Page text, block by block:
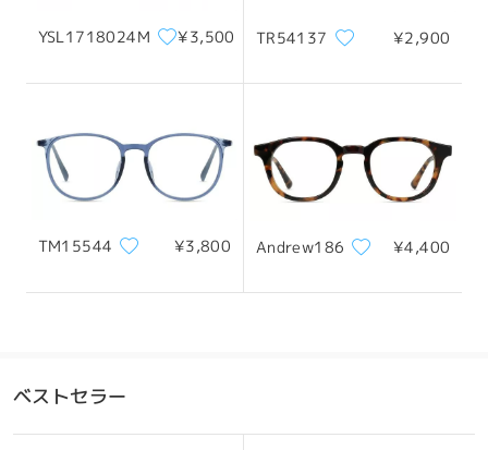
お問い合わせください。
全てのレビューを読む
レビューを書く
YSL1718024M ¥3,500 TR54137 ¥2,900
TM15544 ¥3,800 Andrew186 ¥4,400
ベストセラー